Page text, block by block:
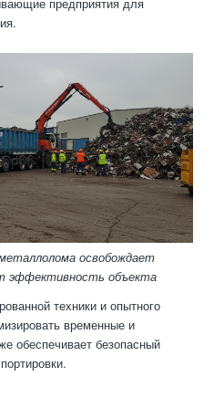
освобождает
эффективность объекта
техники и опытного
временные и
обеспечивает безопасный